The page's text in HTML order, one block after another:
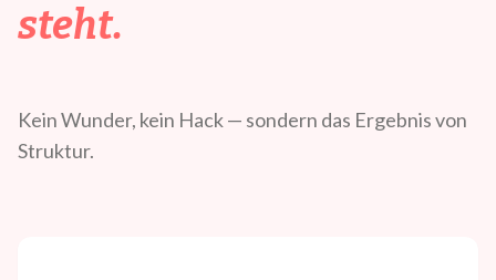
steht.
Kein Wunder, kein Hack — sondern das Ergebnis von
Struktur.